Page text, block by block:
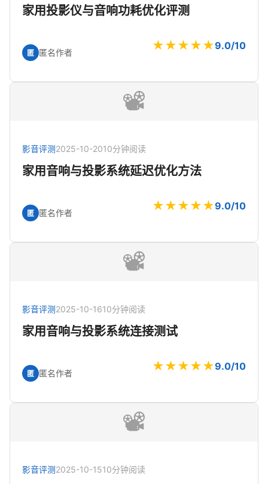
家用投影仪与音响功耗优化评测
匿 匿名作者 ★★★★★9.0/10
📽️
影音评测2025-10-2010分钟阅读
家用音响与投影系统延迟优化方法
匿 匿名作者 ★★★★★9.0/10
📽️
影音评测2025-10-1610分钟阅读
家用音响与投影系统连接测试
匿 匿名作者 ★★★★★9.0/10
📽️
影音评测2025-10-1510分钟阅读